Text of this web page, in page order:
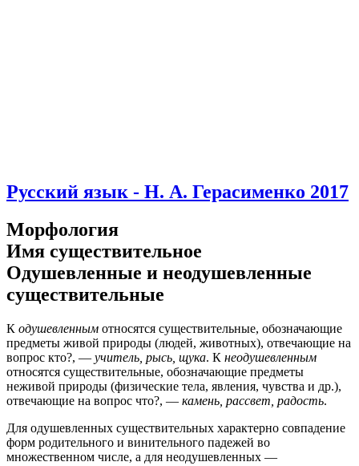
Русский язык - Н. А. Герасименко 2017
Морфология
Имя существительное
Одушевленные и неодушевленные
существительные
К одушевленным относятся существительные, обозначающие
предметы живой природы (людей, животных), отвечающие на
вопрос кто?, — учитель, рысь, щука. К неодушевленным
относятся существительные, обозначающие предметы
неживой природы (физические тела, явления, чувства и др.),
отвечающие на вопрос что?, — камень, рассвет, радость.
Для одушевленных существительных характерно совпадение
форм родительного и винительного падежей во
множественном числе, а для неодушевленных —